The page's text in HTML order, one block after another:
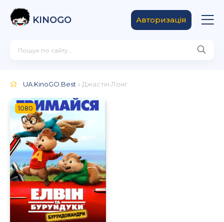
KINOGO Авторизація
UA.KinoGO.Best » Джастін Лонг
1080